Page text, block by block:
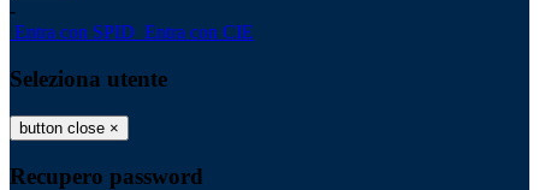
-
Entra con SPID Entra con CIE
Seleziona utente
button close ×
Recupero password